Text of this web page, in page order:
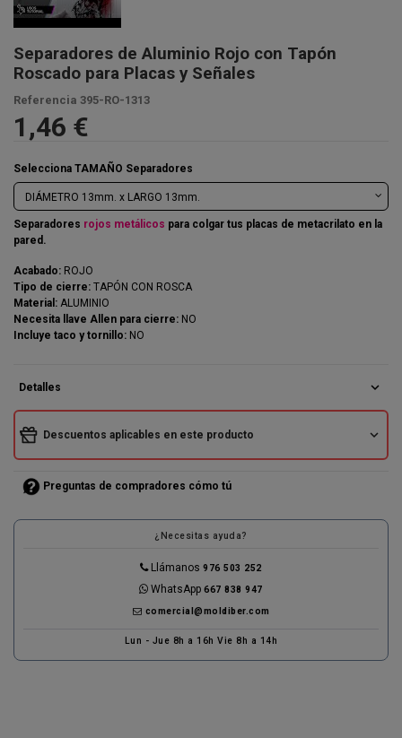
Separadores de Aluminio Rojo con Tapón
Roscado para Placas y Señales
Referencia 395-RO-1313
1,46 €
Selecciona TAMAÑO Separadores
Separadores rojos metálicos para colgar tus placas de metacrilato en la
pared.
Acabado: ROJO
Tipo de cierre: TAPÓN CON ROSCA
Material: ALUMINIO
Necesita llave Allen para cierre: NO
Incluye taco y tornillo: NO
Detalles expand_more
Descuentos aplicables en este producto expand_more
Preguntas de compradores cómo tú
¿Necesitas ayuda?
Llámanos976 503 252
WhatsApp667 838 947
comercial@moldiber.com
Lun - Jue 8h a 16h Vie 8h a 14h